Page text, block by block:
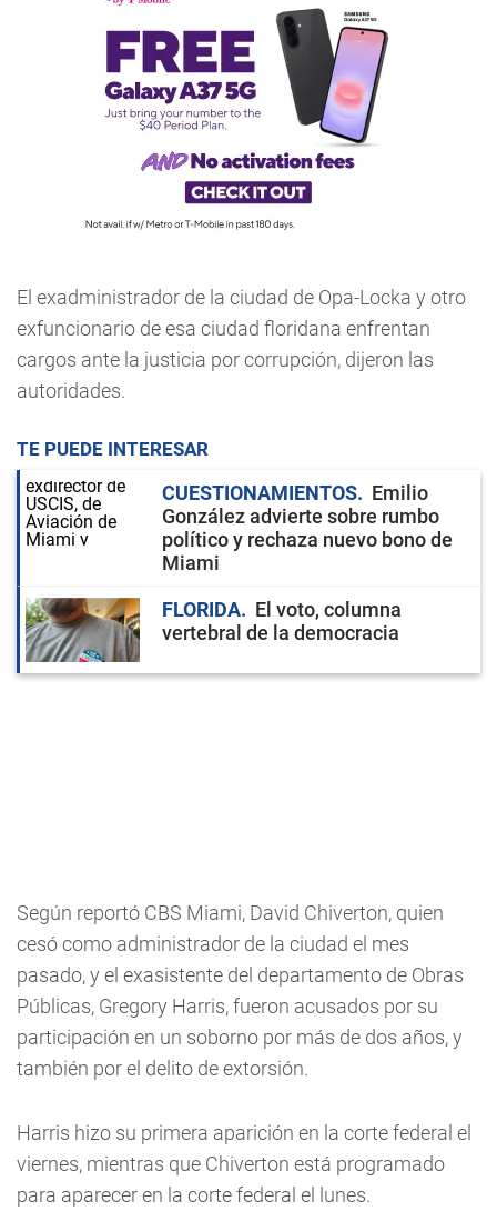
El exadministrador de la ciudad de Opa-Locka y otro
exfuncionario de esa ciudad floridana enfrentan
cargos ante la justicia por corrupción, dijeron las
autoridades.
TE PUEDE INTERESAR
CUESTIONAMIENTOS
Emilio
González advierte sobre rumbo
político y rechaza nuevo bono de
Miami
FLORIDA
El voto, columna
vertebral de la democracia
Según reportó CBS Miami, David Chiverton, quien
cesó como administrador de la ciudad el mes
pasado, y el exasistente del departamento de Obras
Públicas, Gregory Harris, fueron acusados ​​por su
participación en un soborno por más de dos años, y
también por el delito de extorsión.
Harris hizo su primera aparición en la corte federal el
viernes, mientras que Chiverton está programado
para aparecer en la corte federal el lunes.